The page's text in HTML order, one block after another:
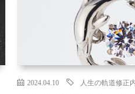
2024.04.10 人生の軌道修正